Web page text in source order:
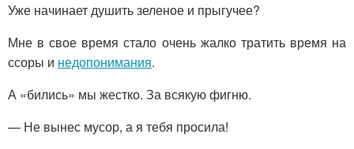
Уже начинает душить зеленое и прыгучее?
Мне в свое время стало очень жалко тратить время на
ссоры и недопонимания.
А «бились» мы жестко. За всякую фигню.
— Не вынес мусор, а я тебя просила!